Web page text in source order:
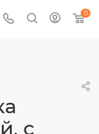
0
с